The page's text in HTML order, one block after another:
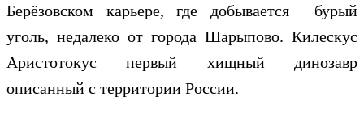
Берёзовском карьере, где добывается бурый
уголь, недалеко от города Шарыпово. Килескус
Аристотокус первый хищный динозавр
описанный с территории России.